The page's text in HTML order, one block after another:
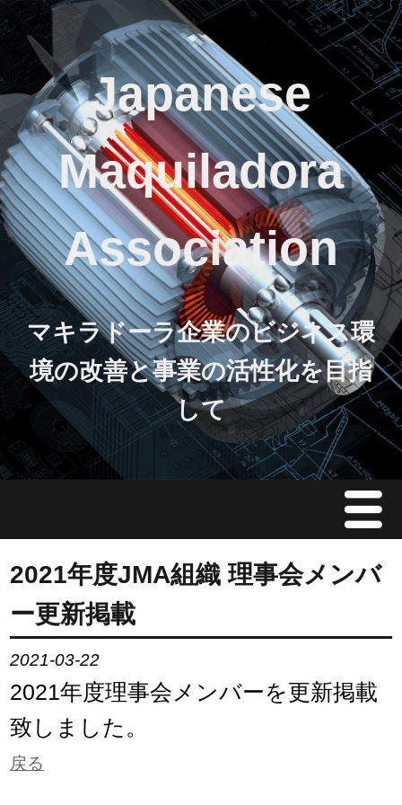
Japanese
Maquiladora
Association
マキラドーラ企業のビジネス環
境の改善と事業の活性化を目指
して
Menu
JMAについて
会員情報
イベント案内
ご入会案内
会員限定情報
2021年度JMA組織 理事会メンバ
ー更新掲載
2021-03-22
2021年度理事会メンバーを更新掲載
致しました。
戻る